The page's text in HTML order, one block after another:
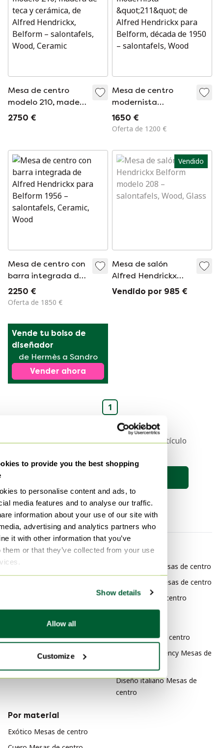
to provide you the best shopping
to personalise content and ads, to
media features and to analyse our traffic.
information about your use of our site with
advertising and analytics partners who
it with other information that you’ve
them or that they’ve collected from your use
Show details
Allow all
Customize
Mesa de centro
modelo 210, madera
de teca y cerámica,
2750 €
Mesa de centro
modernista
&quot;211&quot; de
Alfred Hendrickx
década de 1950
1650 €
Oferta de 1200 €
Mesa de centro con
barra integrada de
Alfred Hendrickx
para Belform 1956
2250 €
Oferta de 1850 €
Vendido
Mesa de salón
Alfred Hendrickx
Belform modelo 208
Vendido por 985 €
Vende tu bolso de
diseñador
de Hermès a Sandro
Vender ahora
1
Recibe una notificación cuando el artículo
Por categoría
belform Mesas
belform Mesas de comedor
Por marca
Belgochrom Mesas de centro
Andtradition Mesas de centro
Bulo Mesas de centro
Retro Mesas de centro
Hollywood Regency Mesas de
Diseño italiano Mesas de
centro
Por material
Exótico Mesas de centro